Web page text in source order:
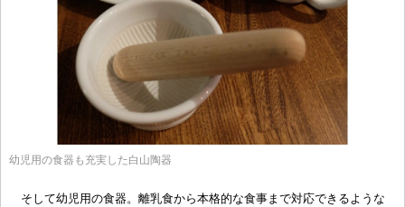
幼児用の食器も充実した白山陶器
そして幼児用の食器。離乳食から本格的な食事まで対応できるような